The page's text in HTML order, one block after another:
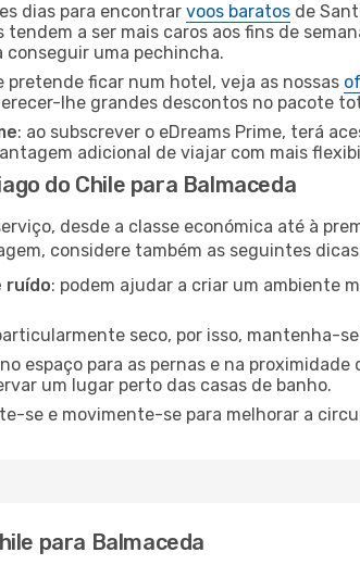
dias para encontrar voos baratos de
a ser mais caros aos fins de
conseguir uma pechincha.
pretende ficar num hotel, veja as nossas
lhe grandes descontos no pacote
: ao subscrever o eDreams Prime, terá
adicional de viajar com mais
do Chile para Balmaceda
desde a classe económica até à
considere também as seguintes
ruído: podem ajudar a criar um ambiente
seco, por isso, mantenha-
espaço para as pernas e na
um lugar perto das casas de banho.
se e movimente-se para melhorar a
para Balmaceda